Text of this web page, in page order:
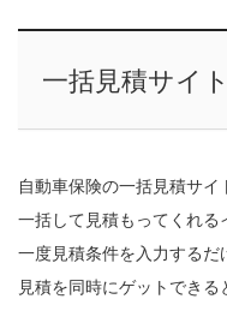
一括見積サイ
自動車保険の一括見積サ
一括して見積もってくれる
一度見積条件を入力する
見積を同時にゲットできる